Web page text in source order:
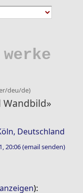
deu/de)
Wandbild»
Deutschland
20:06(email senden)
):